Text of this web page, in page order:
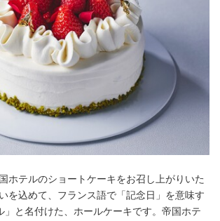
ホテルのショートケーキをお召し上がりいた
を込めて、フランス語で「記念日」を意味す
」と名付けた、ホールケーキです。帝国ホテ